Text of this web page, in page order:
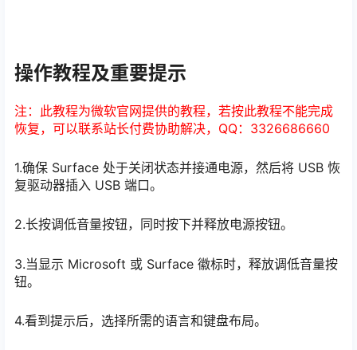
操作教程及重要提示
注：此教程为微软官网提供的教程，若按此教程不能完成
恢复，可以联系站长付费协助解决，QQ：3326686660
1.确保 Surface 处于关闭状态并接通电源，然后将 USB 恢
复驱动器插入 USB 端口。
2.长按调低音量按钮，同时按下并释放电源按钮。
3.当显示 Microsoft 或 Surface 徽标时，释放调低音量按
钮。
4.看到提示后，选择所需的语言和键盘布局。